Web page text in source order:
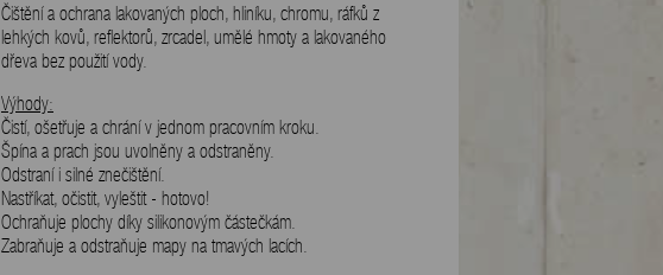
Čištění a ochrana lakovaných ploch, hliníku, chromu, ráfků z
lehkých kovů, reflektorů, zrcadel, umělé hmoty a lakovaného
dřeva bez použití vody.
Výhody:
Čistí, ošetřuje a chrání v jednom pracovním kroku.
Špína a prach jsou uvolněny a odstraněny.
Odstraní i silné znečištění.
Nastříkat, očistit, vyleštit - hotovo!
Ochraňuje plochy díky silikonovým částečkám.
Zabraňuje a odstraňuje mapy na tmavých lacích.